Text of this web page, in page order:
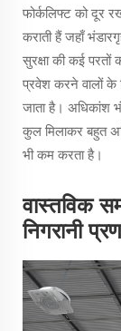
फोर्कलिफ्ट को दूर
कराती हैं जहाँ
सुरक्षा की कई परतों
प्रवेश करने वालों के
जाता है। अधिकांश
कुल मिलाकर बहुत
भी कम करता है।
वास्तविक
निगरानी